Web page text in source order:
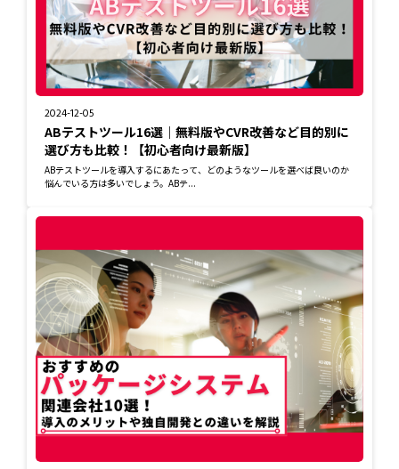
2024-12-05
ABテストツール16選｜無料版やCVR改善など目的別に
選び方も比較！【初心者向け最新版】
ABテストツールを導入するにあたって、どのようなツールを選べば良いのか
悩んでいる方は多いでしょう。ABテ...